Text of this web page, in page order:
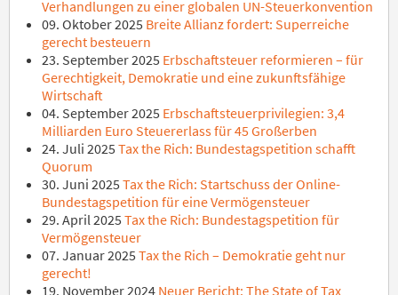
Verhandlungen zu einer globalen UN-Steuerkonvention
09. Oktober 2025 Breite Allianz fordert: Superreiche
gerecht besteuern
23. September 2025 Erbschaftsteuer reformieren – für
Gerechtigkeit, Demokratie und eine zukunftsfähige
Wirtschaft
04. September 2025 Erbschaftsteuerprivilegien: 3,4
Milliarden Euro Steuererlass für 45 Großerben
24. Juli 2025 Tax the Rich: Bundestagspetition schafft
Quorum
30. Juni 2025 Tax the Rich: Startschuss der Online-
Bundestagspetition für eine Vermögensteuer
29. April 2025 Tax the Rich: Bundestagspetition für
Vermögensteuer
07. Januar 2025 Tax the Rich – Demokratie geht nur
gerecht!
19. November 2024 Neuer Bericht: The State of Tax